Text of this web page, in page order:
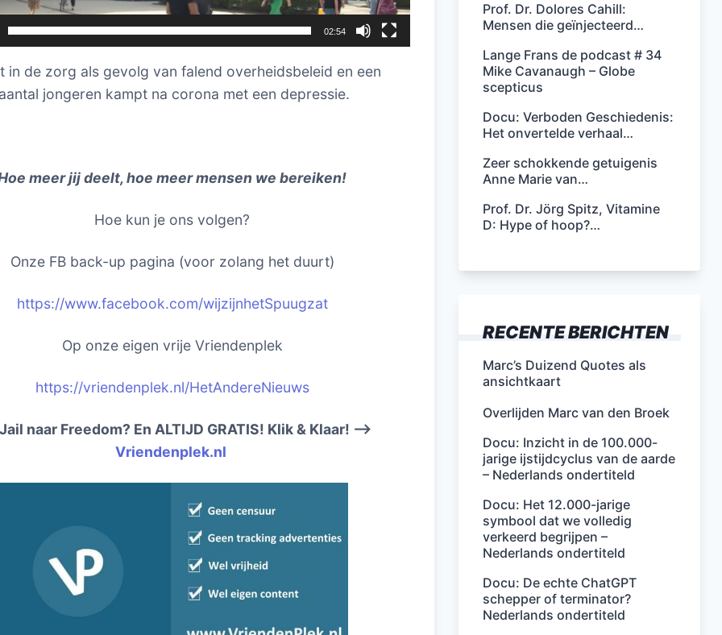
02:54
in de zorg als gevolg van falend overheidsbeleid en een
jongeren kampt na corona met een depressie.
meer jij deelt, hoe meer mensen we bereiken!
Hoe kun je ons volgen?
Onze FB back-up pagina (voor zolang het duurt)
https://www.facebook.com/wijzijnhetSpuugzat
Op onze eigen vrije Vriendenplek
https://vriendenplek.nl/HetAndereNieuws
naar Freedom? En ALTIJD GRATIS! Klik & Klaar! –>
Vriendenplek.nl
Prof. Dr. Dolores Cahill:
Mensen die geïnjecteerd…
Lange Frans de podcast # 34
Mike Cavanaugh – Globe
scepticus
Docu: Verboden Geschiedenis:
Het onvertelde verhaal…
Zeer schokkende getuigenis
Anne Marie van…
Prof. Dr. Jörg Spitz, Vitamine
D: Hype of hoop?…
RECENTE BERICHTEN
Marc’s Duizend Quotes als
ansichtkaart
Overlijden Marc van den Broek
Docu: Inzicht in de 100.000-
jarige ijstijdcyclus van de aarde
– Nederlands ondertiteld
Docu: Het 12.000-jarige
symbool dat we volledig
verkeerd begrijpen –
Nederlands ondertiteld
Docu: De echte ChatGPT
schepper of terminator?
Nederlands ondertiteld